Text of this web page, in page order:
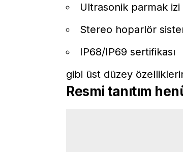
Ultrasonik parmak
Stereo hoparlör
IP68/IP69 sertifikası
gibi üst düzey
Resmi tanıtım